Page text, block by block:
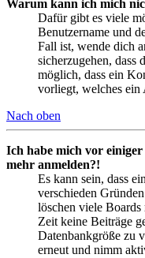
Warum kann ich mich
Dafür gibt es viele
Benutzername und
Fall ist, wende dich
sicherzugehen, dass
möglich, dass ein
vorliegt, welches ein
Nach oben
Ich habe mich vor
mehr anmelden?!
Es kann sein, dass
verschieden
löschen viele
Zeit keine Beiträge
Datenbankgröße zu
erneut und nimm